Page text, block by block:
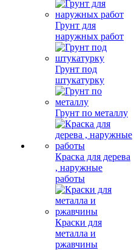
Грунт для
наружных работ
Грунт под
штукатурку
Грунт по металлу
Краска для дерева
, наружные
работы
Краски для
металла и
ржавчины